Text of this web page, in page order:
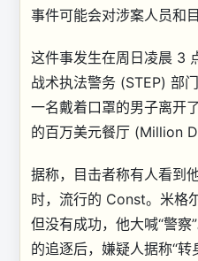
事件可能会对涉案人员和
这件事发生在周日凌晨 3
战术执法警务 (STEP) 部
一名戴着口罩的男子离开
的百万美元餐厅 (Million
据称，目击者称有人看到
时，流行的 Const。米格
但没有成功，他大喊“警
的追逐后，嫌疑人据称“转